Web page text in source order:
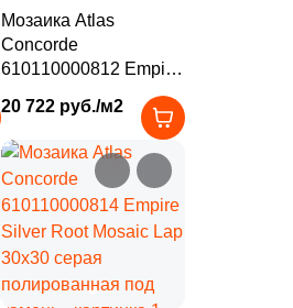
Мозаика Atlas
Concorde
610110000812 Empire
30x30 бежевая
полированная под
20 722 руб./м2